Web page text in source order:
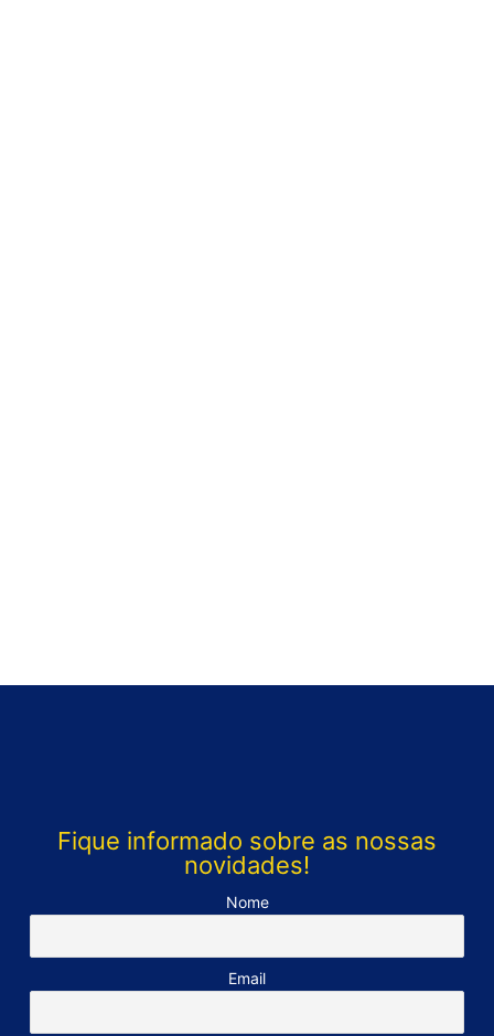
Fique informado sobre as nossas
novidades!
Nome
Email